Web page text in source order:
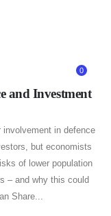
0
and Investment
involvement in defence
but economists
of lower population
– and why this could
Share...